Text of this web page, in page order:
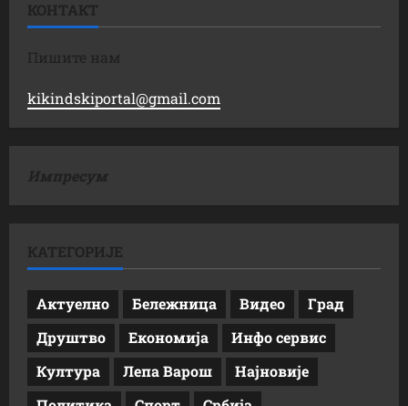
КОНТАКТ
Пишите нам
kikindskiportal@gmail.com
Импресум
КАТЕГОРИЈЕ
Актуелно Бележница Видео
Град
Друштво
Економија
Инфо сервис
Култура
Лепа Варош
Најновије